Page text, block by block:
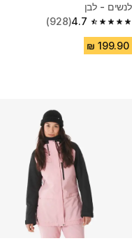
לנשים - לבן
4.7
4.7 out of 5 stars from 928 reviews
(928)